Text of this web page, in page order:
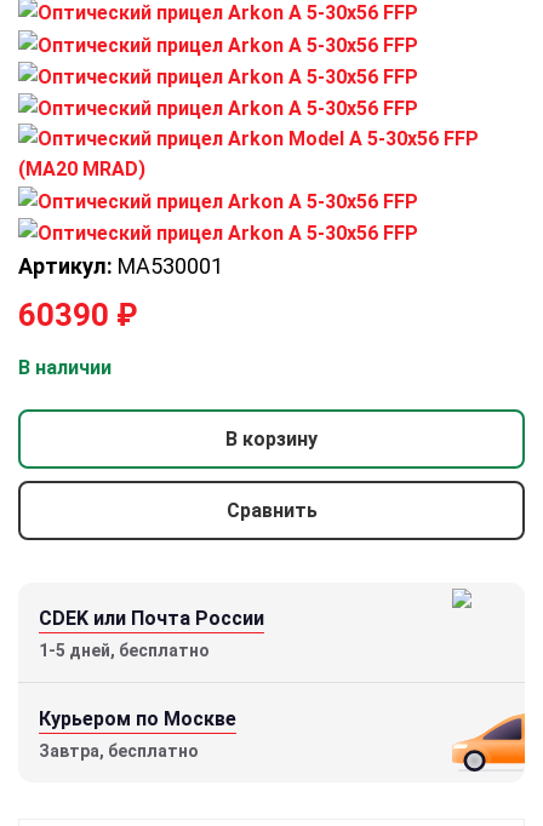
Артикул: MA530001
60390 ₽
В наличии
В корзину
Сравнить
CDEK или Почта России
1-5 дней, бесплатно
Курьером по Москве
Завтра, бесплатно